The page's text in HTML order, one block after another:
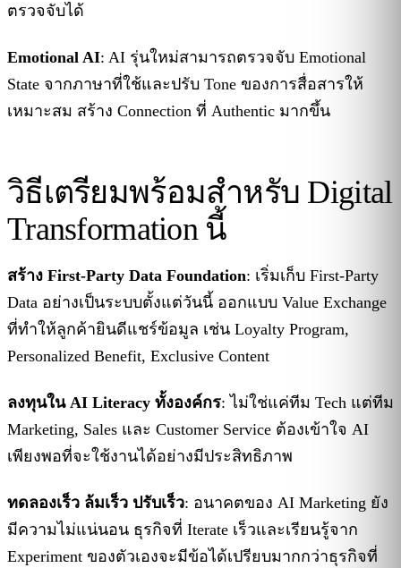
ตรวจจับได้
Emotional AI: AI รุ่นใหม่สามารถตรวจจับ Emotional
State จากภาษาที่ใช้และปรับ Tone ของการสื่อสารให้
เหมาะสม สร้าง Connection ที่ Authentic มากขึ้น
วิธีเตรียมพร้อมสำหรับ Digital
Transformation นี้
สร้าง First-Party Data Foundation: เริ่มเก็บ First-Party
Data อย่างเป็นระบบตั้งแต่วันนี้ ออกแบบ Value Exchange
ที่ทำให้ลูกค้ายินดีแชร์ข้อมูล เช่น Loyalty Program,
Personalized Benefit, Exclusive Content
ลงทุนใน AI Literacy ทั้งองค์กร: ไม่ใช่แค่ทีม Tech แต่ทีม
Marketing, Sales และ Customer Service ต้องเข้าใจ AI
เพียงพอที่จะใช้งานได้อย่างมีประสิทธิภาพ
ทดลองเร็ว ล้มเร็ว ปรับเร็ว: อนาคตของ AI Marketing ยัง
มีความไม่แน่นอน ธุรกิจที่ Iterate เร็วและเรียนรู้จาก
Experiment ของตัวเองจะมีข้อได้เปรียบมากกว่าธุรกิจที่